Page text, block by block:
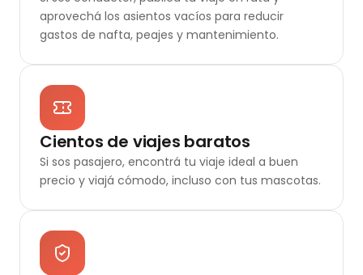
aprovechá los asientos vacíos para reducir
gastos de nafta, peajes y mantenimiento.
Cientos de viajes baratos
Si sos pasajero, encontrá tu viaje ideal a buen
precio y viajá cómodo, incluso con tus mascotas.